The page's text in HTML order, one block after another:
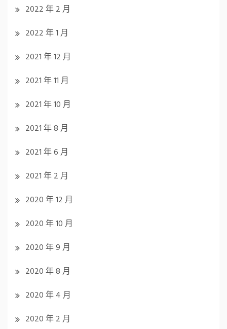
2022 年 2 月
2022 年 1 月
2021 年 12 月
2021 年 11 月
2021 年 10 月
2021 年 8 月
2021 年 6 月
2021 年 2 月
2020 年 12 月
2020 年 10 月
2020 年 9 月
2020 年 8 月
2020 年 4 月
2020 年 2 月